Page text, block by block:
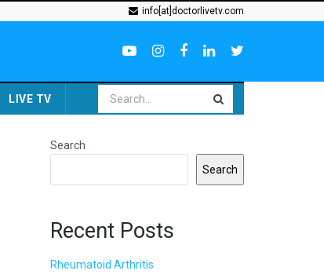
info[at]doctorlivetv.com
LIVE TV
Search
Search
Recent Posts
Rheumatoid Arthritis